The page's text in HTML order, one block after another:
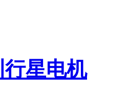
星电机